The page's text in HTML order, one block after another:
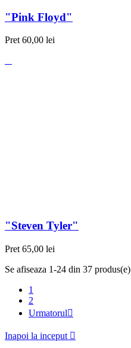
"Pink Floyd"
Pret 60,00 lei
"Steven Tyler"
Pret 65,00 lei
Se afiseaza 1-24 din 37 produs(e)
1
2
Urmatorul
Inapoi la inceput 